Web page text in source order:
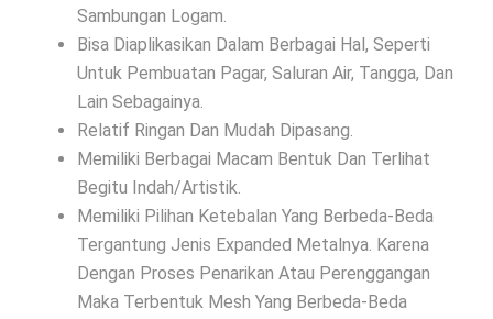
Sambungan Logam.
Bisa Diaplikasikan Dalam Berbagai Hal, Seperti
Untuk Pembuatan Pagar, Saluran Air, Tangga, Dan
Lain Sebagainya.
Relatif Ringan Dan Mudah Dipasang.
Memiliki Berbagai Macam Bentuk Dan Terlihat
Begitu Indah/Artistik.
Memiliki Pilihan Ketebalan Yang Berbeda-Beda
Tergantung Jenis Expanded Metalnya. Karena
Dengan Proses Penarikan Atau Perenggangan
Maka Terbentuk Mesh Yang Berbeda-Beda